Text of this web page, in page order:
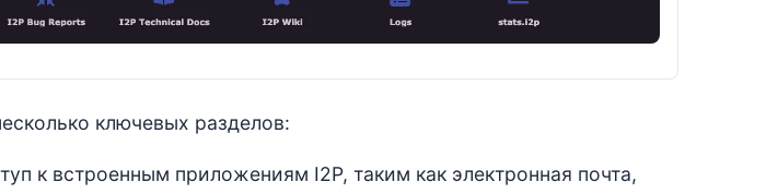
ключевых разделов:
к встроенным приложениям I2P, таким как электронная почта,